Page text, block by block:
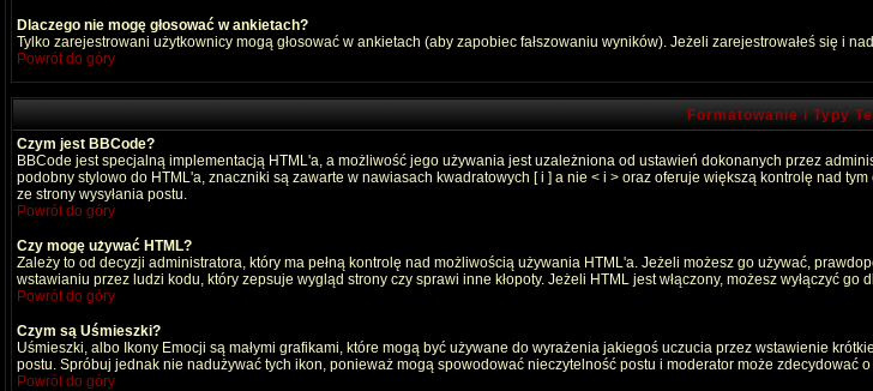
Dlaczego nie mogę głosować w ankietach?
Tylko zarejestrowani użytkownicy mogą głosować w ankietach (aby zapobiec fałszowaniu wyników). Jeżeli zarejestrowałeś się i
Powrót do góry
Formatowanie i Typy
Czym jest BBCode?
BBCode jest specjalną implementacją HTML'a, a możliwość jego używania jest uzależniona od ustawień dokonanych przez
podobny stylowo do HTML'a, znaczniki są zawarte w nawiasach kwadratowych [ i ] a nie < i > oraz oferuje większą kontrolę nad
ze strony wysyłania postu.
Powrót do góry
Czy mogę używać HTML?
Zależy to od decyzji administratora, który ma pełną kontrolę nad możliwością używania HTML'a. Jeżeli możesz go używać,
wstawianiu przez ludzi kodu, który zepsuje wygląd strony czy sprawi inne kłopoty. Jeżeli HTML jest włączony, możesz wyłączyć
Powrót do góry
Czym są Uśmieszki?
Uśmieszki, albo Ikony Emocji są małymi grafikami, które mogą być używane do wyrażenia jakiegoś uczucia przez wstawienie
postu. Spróbuj jednak nie nadużywać tych ikon, ponieważ mogą spowodować nieczytelność postu i moderator może zdecydować
Powrót do góry